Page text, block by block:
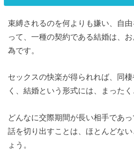
束縛されるのを何よりも嫌い、自
って、一種の契約である結婚は、
為です。
セックスの快楽が得られれば、同
く、結婚という形式には、まったく
どんなに交際期間が長い相手であ
話を切り出すことは、ほとんどない
ょう。